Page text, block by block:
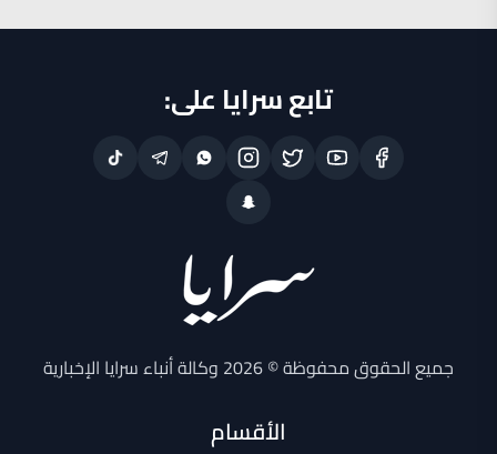
تابع سرايا على:
جميع الحقوق محفوظة © 2026 وكالة أنباء سرايا الإخبارية
الأقسام